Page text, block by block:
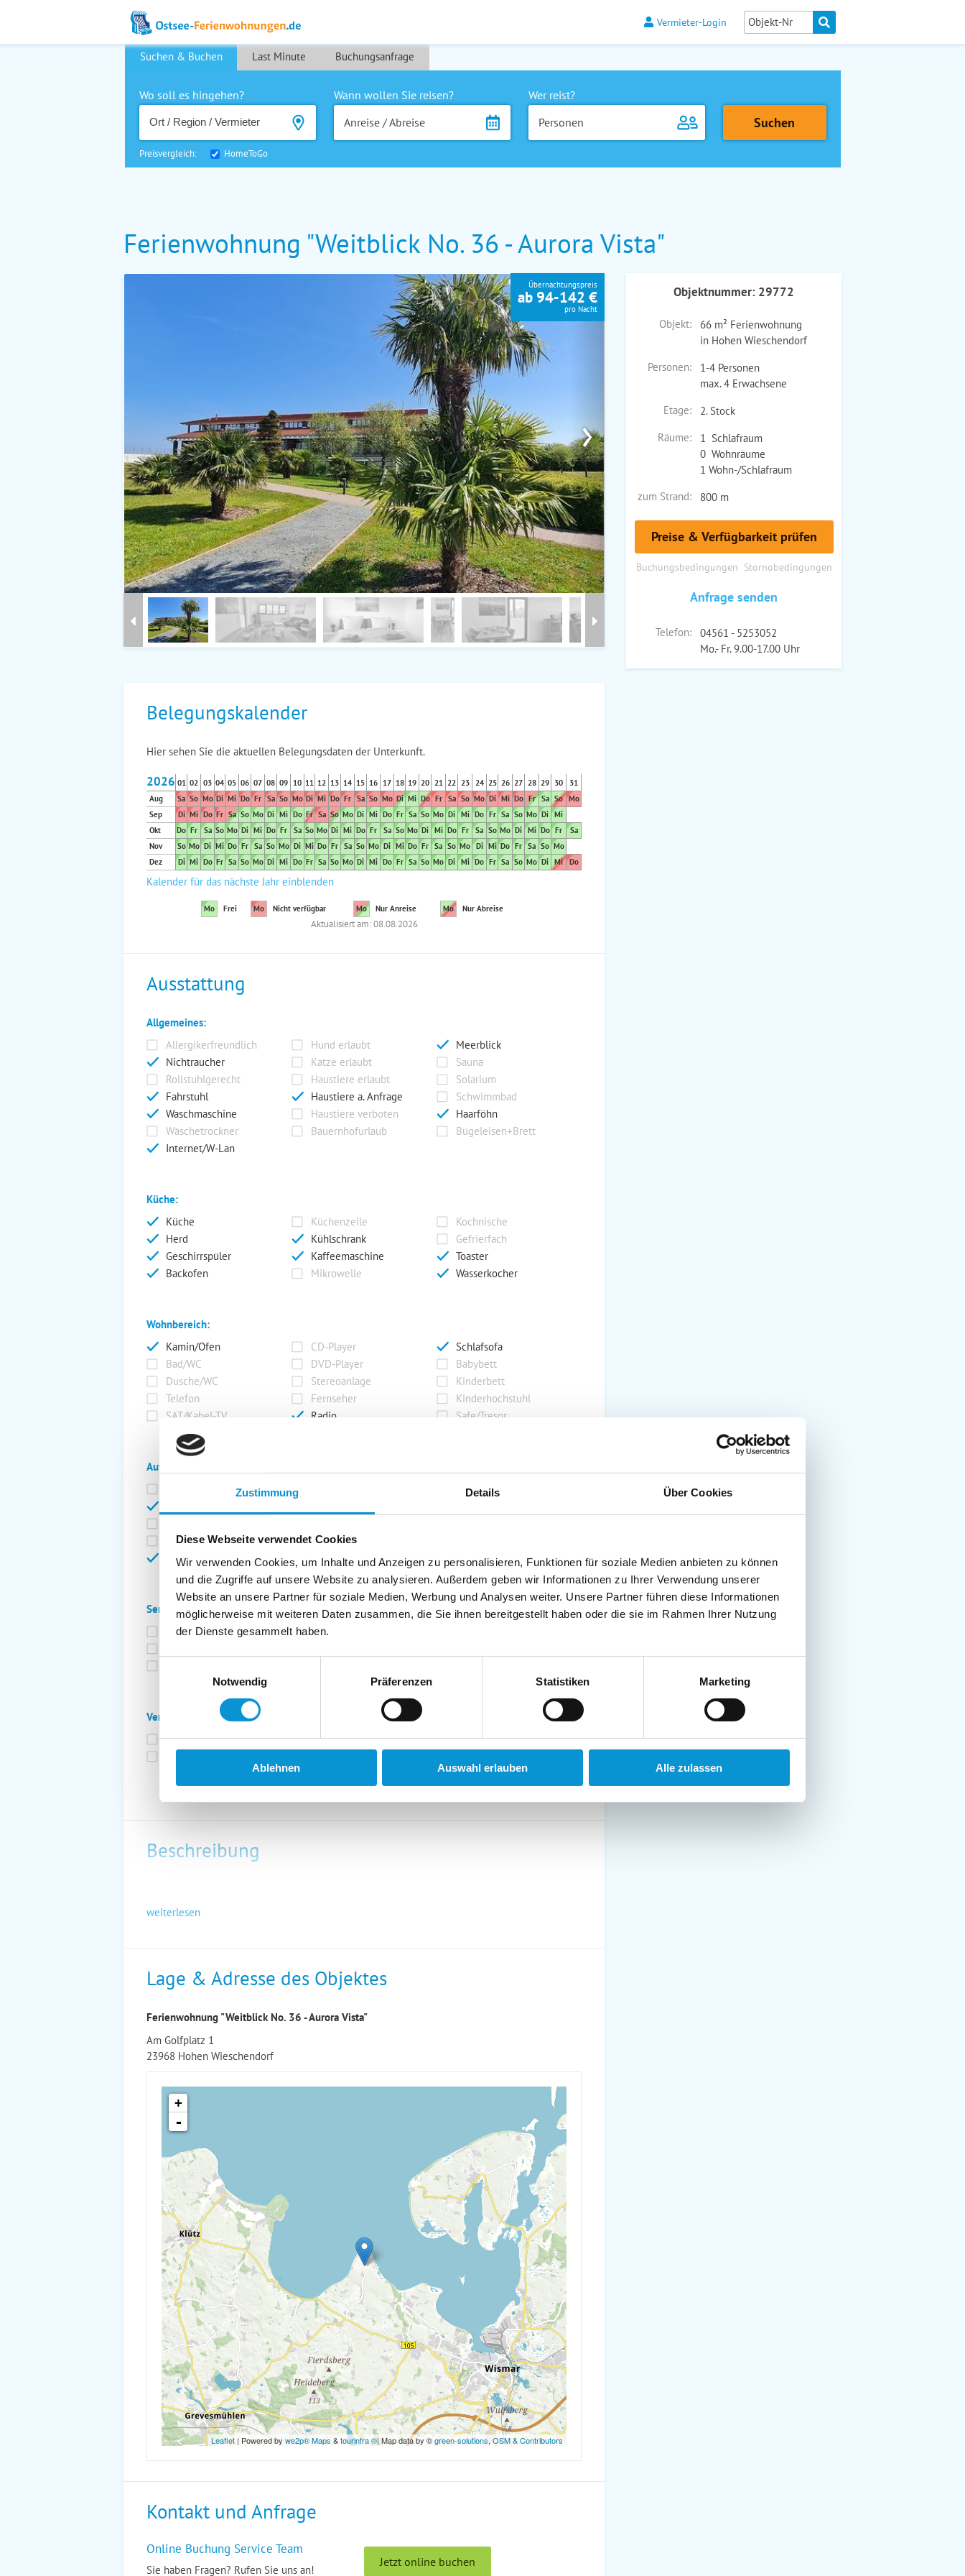
Zustimmung Details Über Cookies
Diese Webseite verwendet Cookies
Wir verwenden Cookies, um Inhalte und Anzeigen zu personalisieren, Funktionen für soziale Medien anbieten zu können
und die Zugriffe auf unsere Website zu analysieren. Außerdem geben wir Informationen zu Ihrer Verwendung unserer
Website an unsere Partner für soziale Medien, Werbung und Analysen weiter. Unsere Partner führen diese Informationen
möglicherweise mit weiteren Daten zusammen, die Sie ihnen bereitgestellt haben oder die sie im Rahmen Ihrer Nutzung
der Dienste gesammelt haben.
Notwendig
Präferenzen Statistiken Marketing
Ablehnen Auswahl erlauben Alle zulassen
Vermieter-Login
Suchen & Buchen Last Minute Buchungsanfrage
Wo soll es hingehen?
Wann wollen Sie reisen?
Anreise / Abreise
Wer reist?
Personen
Preisvergleich: HomeToGo
Ferienwohnung "Weitblick No. 36 - Aurora Vista"
›
Übernachtungspreis
ab 94-142 €
pro Nacht
Objektnummer: 29772
Objekt:
66 m² Ferienwohnung
in Hohen Wieschendorf
Personen:
1-4 Personen
max. 4 Erwachsene
Etage:
2. Stock
Räume:
1 Schlafraum
0 Wohnräume
1 Wohn-/Schlafraum
zum Strand:
800 m
Preise & Verfügbarkeit prüfen
Buchungsbedingungen Stornobedingungen
Anfrage senden
Telefon:
04561 - 5253052
Mo.- Fr. 9.00-17.00 Uhr
Belegungskalender
Hier sehen Sie die aktuellen Belegungsdaten der Unterkunft.
2026 01 02 03 04 05 06 07 08 09 10 11 12 13 14 15 16 17 18 19 20 21 22 23 24 25 26 27 28 29 30
31
Aug
Sa So Mo Di Mi Do Fr Sa So Mo Di Mi Do Fr Sa So Mo Di Mi Do Fr Sa So Mo Di Mi Do Fr Sa So Mo
Sep
Di Mi Do Fr Sa So Mo Di Mi Do Fr Sa So Mo Di Mi Do Fr Sa So Mo Di Mi Do Fr Sa So Mo Di Mi
Okt
Do Fr Sa So Mo Di Mi Do Fr Sa So Mo Di Mi Do Fr Sa So Mo Di Mi Do Fr Sa So Mo Di Mi Do Fr
Sa
Nov
So Mo Di Mi Do Fr Sa So Mo Di Mi Do Fr Sa So Mo Di Mi Do Fr Sa So Mo Di Mi Do Fr Sa So Mo
Dez
Di Mi Do Fr Sa So Mo Di Mi Do Fr Sa So Mo Di Mi Do Fr Sa So Mo Di Mi Do Fr Sa So Mo Di Mi Do
Kalender für das nächste Jahr einblenden
Mo Frei Mo Nicht verfügbar Mo Nur Anreise Mo Nur Abreise
Aktualisiert am: 08.08.2026
Ausstattung
Allgemeines:
Allergikerfreundlich
Hund erlaubt
Meerblick
Nichtraucher
Katze erlaubt
Sauna
Rollstuhlgerecht
Haustiere erlaubt
Solarium
Fahrstuhl
Haustiere a. Anfrage
Schwimmbad
Waschmaschine
Haustiere verboten
Haarföhn
Wäschetrockner
Bauernhofurlaub
Bügeleisen+Brett
Internet/W-Lan
Küche:
Küche
Küchenzeile
Kochnische
Herd
Kühlschrank
Gefrierfach
Geschirrspüler
Kaffeemaschine
Toaster
Backofen
Mikrowelle Wasserkocher
Wohnbereich:
Kamin/Ofen
CD-Player
Schlafsofa
Bad/WC
DVD-Player
Babybett
Dusche/WC
Stereoanlage
Kinderbett
Telefon
Fernseher
Kinderhochstuhl
SAT/Kabel-TV
Radio Safe/Tresor
Außenanlage:
Garten/Liegewiese
Grill
Terrasse
Kinderspielplatz
Balkon
Abstellraum
Service:
Bettwäsche inkl.
Geschirrtücher inkl.
Verpflegung:
Brötchenservice
Frühstück möglich
Halbpension möglich
Vollpension möglich
Beschreibung
weiterlesen
Lage & Adresse des Objektes
Ferienwohnung "Weitblick No. 36 - Aurora Vista"
Am Golfplatz 1
23968 Hohen Wieschendorf
+
-
Leaflet | Powered by we2p® Maps &tourinfra ®| Map data by ©green-solutions,OSM & Contributors
Kontakt und Anfrage
Online Buchung Service Team
Sie haben Fragen? Rufen Sie uns an!
Jetzt online buchen